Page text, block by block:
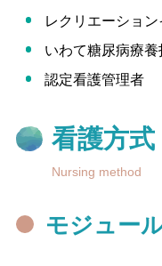
レクリエーショ
いわて糖尿病療養
認定看護管理者
看護方式
Nursing method
モジュー